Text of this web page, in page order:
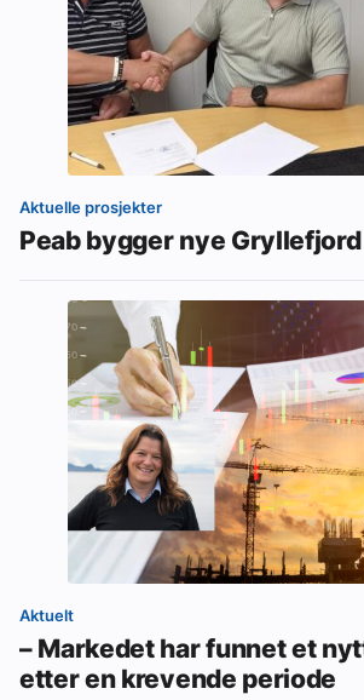
Aktuelle prosjekter
Peab bygger nye
Aktuelt
– Markedet har funnet et
etter en krevende periode